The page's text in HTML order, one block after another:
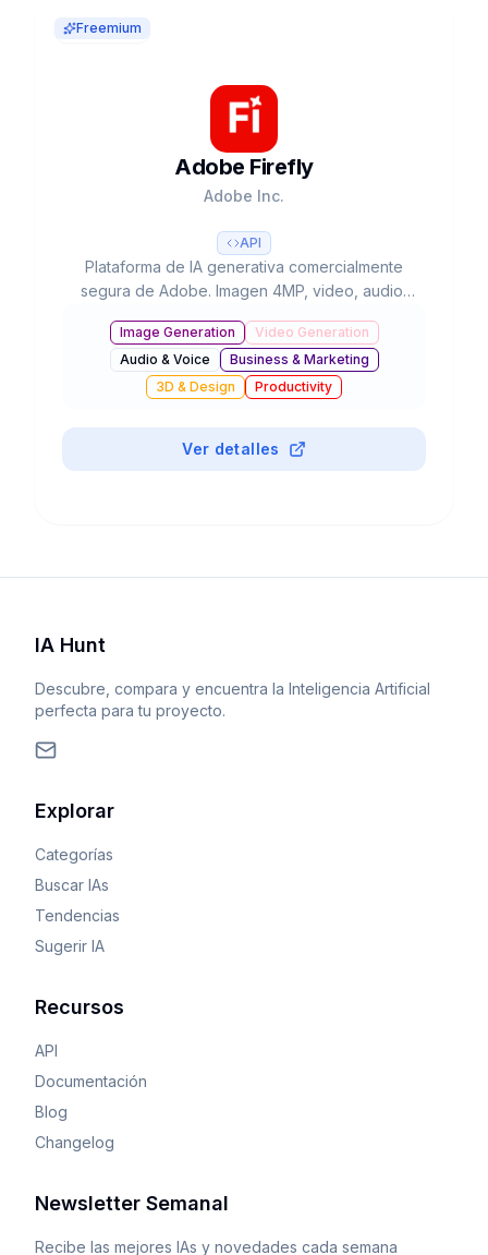
Freemium
Adobe Firefly
Adobe Inc.
API
Plataforma de IA generativa comercialmente
segura de Adobe. Imagen 4MP, video, audio,
Creative Cloud.
Image Generation
Video Generation
Audio & Voice
Business & Marketing
3D & Design
Productivity
Ver detalles
IA Hunt
Descubre, compara y encuentra la Inteligencia Artificial
perfecta para tu proyecto.
Explorar
Categorías
Buscar IAs
Tendencias
Sugerir IA
Recursos
API
Documentación
Blog
Changelog
Newsletter Semanal
Recibe las mejores IAs y novedades cada semana